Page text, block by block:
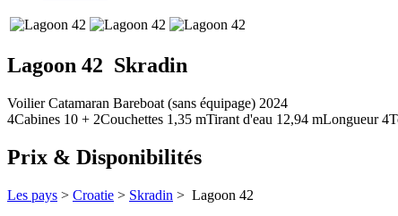
Lagoon 42 Skradin
Voilier Catamaran Bareboat (sans équipage) 2024
4Cabines 10 + 2Couchettes 1,35 mTirant d'eau 12,94 mLongueur 4
Prix & Disponibilités
Les pays > Croatie > Skradin > Lagoon 42